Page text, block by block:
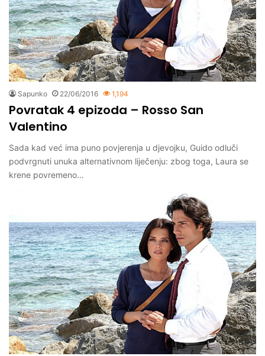
Sapunko 22/06/2016 1,194
Povratak 4 epizoda – Rosso San
Valentino
Sada kad već ima puno povjerenja u djevojku, Guido odluči
podvrgnuti unuka alternativnom liječenju: zbog toga, Laura se
krene povremeno…